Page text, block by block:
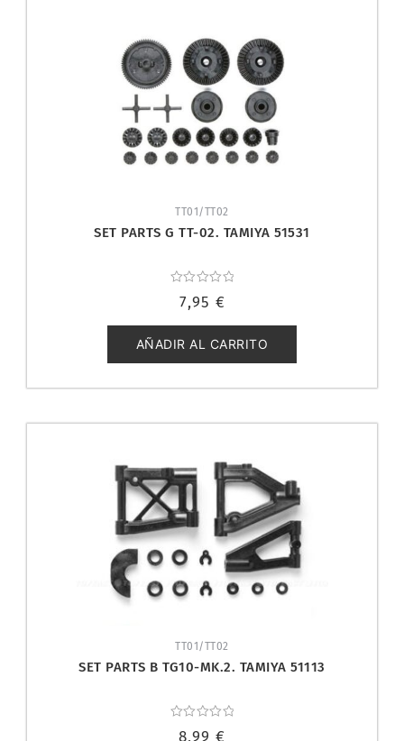
TT01/TT02
SET PARTS G TT-02. TAMIYA 51531
con
de
5
7,95 €
AÑADIR AL CARRITO
TT01/TT02
SET PARTS B TG10-MK.2. TAMIYA 51113
8,99 €